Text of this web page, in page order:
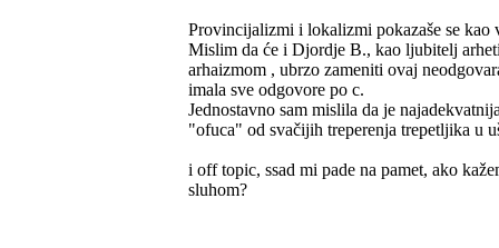
Provincijalizmi i lokalizmi pokazaše se kao
Mislim da će i Djordje B., kao ljubitelj
arhaizmom , ubrzo zameniti ovaj
imala sve odgovore po c.
Jednostavno sam mislila da je
"ofuca" od svačijih treperenja trepetljika u
i off topic, ssad mi pade na pamet, ako
sluhom?